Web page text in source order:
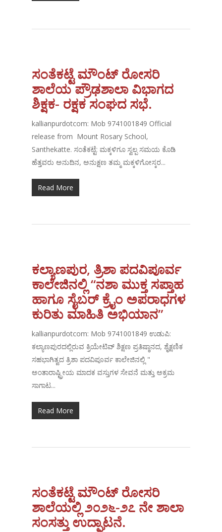
ಸಂತೆಕಟ್ಟೆ ಮೌಂಟ್ ರೋಸರಿ
ಶಾಲೆಯ ಪ್ರೌಢಶಾಲಾ ವಿಭಾಗದ
ಶಿಕ್ಷಕ- ರಕ್ಷಕ ಸಂಘದ ಸಭೆ.
kallianpurdotcom: Mob 9741001849 Official
release from Mount Rosary School,
Santhekatte. ಸಂತೆಕಟ್ಟೆ: ಮಕ್ಕಳಿಗೂ ಸ್ವಲ್ಪ ಸಮಯ ಕೊಡಿ
ಹೆತ್ತವರು ಅನುದಿನ, ಅನುಕ್ಷಣ ತಮ್ಮ ಮಕ್ಕಳಿಗೋಸ್ಕರ...
Read More
ಕಲ್ಯಾಣಪುರ, ತ್ರಿಶಾ ಪದವಿಪೂರ್ವ
ಕಾಲೇಜಿನಲ್ಲಿ “ನಶಾ ಮುಕ್ತ ಸಪ್ತಾಹ
ಹಾಗೂ ಸೈಬರ್ ಕ್ರೈಂ ಅಪರಾಧಗಳ
ಕುರಿತು ಮಾಹಿತಿ ಅಭಿಯಾನ”
kallianpurdotcom: Mob 9741001849 ಉಡುಪಿ:
ಕಲ್ಯಾಣಪುರದಲ್ಲಿರುವ ಕ್ರಿಯೇಟಿವ್ ಶಿಕ್ಷಣ ಪ್ರತಿಷ್ಠಾನದ, ಶೈಕ್ಷಣಿಕ
ಸಹಭಾಗಿತ್ವದ ತ್ರಿಶಾ ಪದವಿಪೂರ್ವ ಕಾಲೇಜಿನಲ್ಲಿ "
ಅಂತಾರಾಷ್ಟ್ರೀಯ ಮಾದಕ ವಸ್ತುಗಳ ಸೇವನೆ ಮತ್ತು ಅಕ್ರಮ
ಸಾಗಾಟ...
Read More
ಸಂತೆಕಟ್ಟೆ ಮೌಂಟ್ ರೋಸರಿ
ಶಾಲೆಯಲ್ಲಿ ೨೦೨೬-೨೭ ನೇ ಶಾಲಾ
ಸಂಸತ್ತು ಉದ್ಘಾಟನೆ.